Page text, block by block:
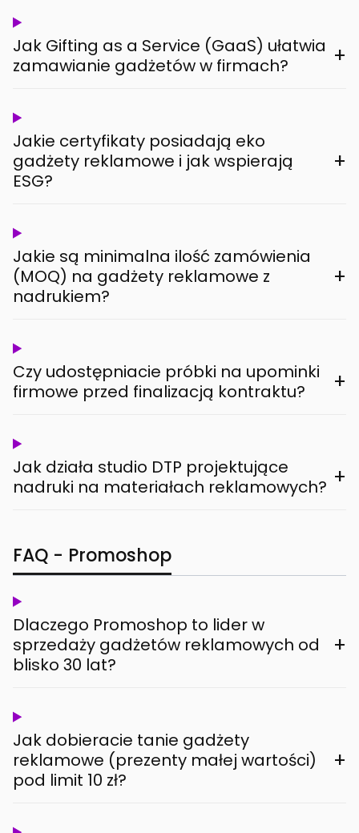
Jak Gifting as a Service (GaaS) ułatwia
zamawianie gadżetów w firmach?
+
Jakie certyfikaty posiadają eko
gadżety reklamowe i jak wspierają
ESG?
+
Jakie są minimalna ilość zamówienia
(MOQ) na gadżety reklamowe z
nadrukiem?
+
Czy udostępniacie próbki na upominki
firmowe przed finalizacją kontraktu?
+
Jak działa studio DTP projektujące
nadruki na materiałach reklamowych? +
FAQ - Promoshop
Dlaczego Promoshop to lider w
sprzedaży gadżetów reklamowych od
blisko 30 lat?
+
Jak dobieracie tanie gadżety
reklamowe (prezenty małej wartości)
pod limit 10 zł?
+